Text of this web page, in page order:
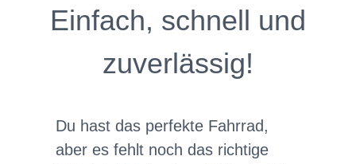
Einfach, schnell und
zuverlässig!
Du hast das perfekte Fahrrad,
aber es fehlt noch das richtige